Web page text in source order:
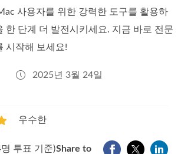
사용자를 위한 강력한 도구를 활용하
한 단계 더 발전시키세요. 지금 바로 전문
시작해 보세요!
2025년 3월 24일
우수한
투표 기준)Share to